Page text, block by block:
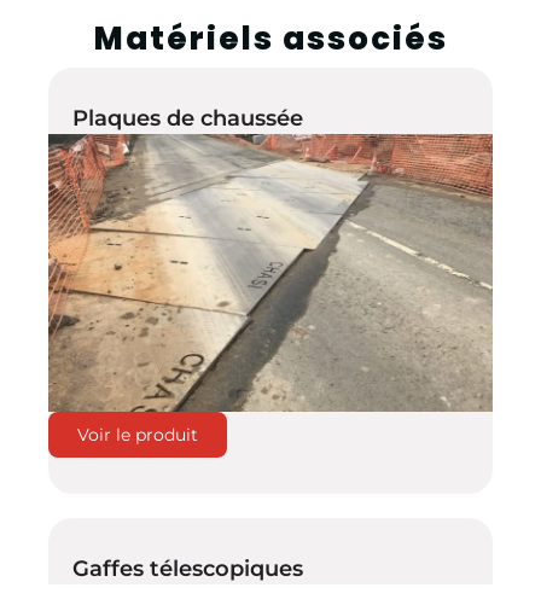
Matériels associés
Plaques de chaussée
Voir le produit
Gaffes télescopiques